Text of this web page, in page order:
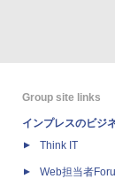
Group site links
インプレスのビジ
Think IT
Web担当者